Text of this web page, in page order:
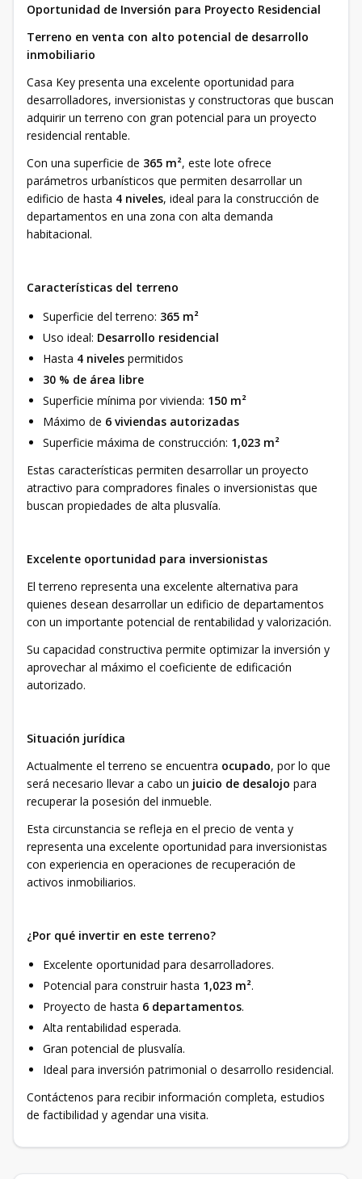
Oportunidad de Inversión para Proyecto Residencial
Terreno en venta con alto potencial de desarrollo
inmobiliario
Casa Key presenta una excelente oportunidad para
desarrolladores, inversionistas y constructoras que buscan
adquirir un terreno con gran potencial para un proyecto
residencial rentable.
Con una superficie de 365 m², este lote ofrece
parámetros urbanísticos que permiten desarrollar un
edificio de hasta 4 niveles, ideal para la construcción de
departamentos en una zona con alta demanda
habitacional.
Características del terreno
Superficie del terreno: 365 m²
Uso ideal: Desarrollo residencial
Hasta 4 niveles permitidos
30 % de área libre
Superficie mínima por vivienda: 150 m²
Máximo de 6 viviendas autorizadas
Superficie máxima de construcción: 1,023 m²
Estas características permiten desarrollar un proyecto
atractivo para compradores finales o inversionistas que
buscan propiedades de alta plusvalía.
Excelente oportunidad para inversionistas
El terreno representa una excelente alternativa para
quienes desean desarrollar un edificio de departamentos
con un importante potencial de rentabilidad y valorización.
Su capacidad constructiva permite optimizar la inversión y
aprovechar al máximo el coeficiente de edificación
autorizado.
Situación jurídica
Actualmente el terreno se encuentra ocupado, por lo que
será necesario llevar a cabo un juicio de desalojo para
recuperar la posesión del inmueble.
Esta circunstancia se refleja en el precio de venta y
representa una excelente oportunidad para inversionistas
con experiencia en operaciones de recuperación de
activos inmobiliarios.
¿Por qué invertir en este terreno?
Excelente oportunidad para desarrolladores.
Potencial para construir hasta 1,023 m².
Proyecto de hasta 6 departamentos.
Alta rentabilidad esperada.
Gran potencial de plusvalía.
Ideal para inversión patrimonial o desarrollo residencial.
Contáctenos para recibir información completa, estudios
de factibilidad y agendar una visita.